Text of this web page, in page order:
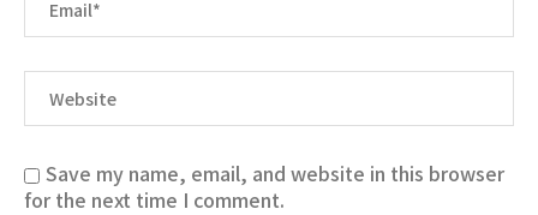
Save my name, email, and website in this browser
for the next time I comment.